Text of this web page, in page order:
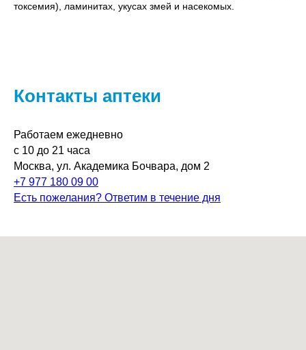
токсемия), ламинитах, укусах змей и насекомых.
Контакты аптеки
Работаем ежедневно
с 10 до 21 часа
Москва, ул. Академика Бочвара, дом 2
+7 977 180 09 00
Есть пожелания? Ответим в течение дня